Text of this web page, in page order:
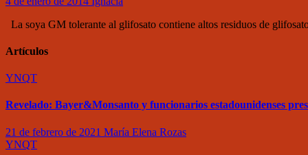
La soya GM tolerante al glifosato contiene altos residuos de
Artículos
YNQT
Revelado: Bayer&Monsanto y funcionarios estadounidenses
21 de febrero de 2021 María Elena Rozas
YNQT